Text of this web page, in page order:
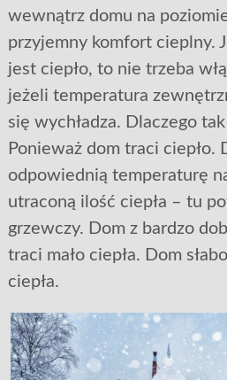
wewnątrz domu na
przyjemny komfort cieplny.
jest ciepło, to nie trzeba
jeżeli temperatura
się wychładza. Dlaczego
Ponieważ dom traci ciepło.
odpowiednią temperaturę
utraconą ilość ciepła – tu
grzewczy. Dom z bardzo
traci mało ciepła. Dom
ciepła.